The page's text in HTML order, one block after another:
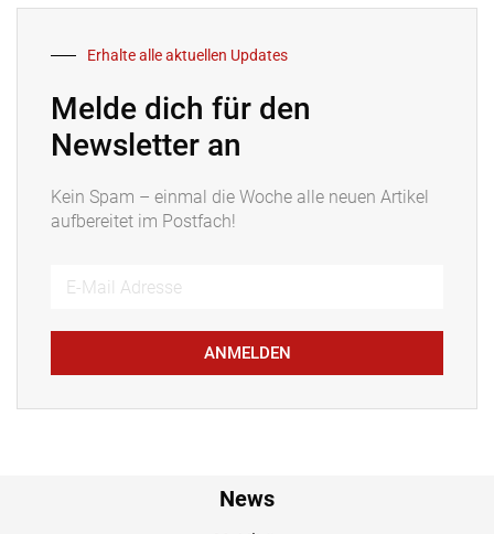
Erhalte alle aktuellen Updates
Melde dich für den
Newsletter an
Kein Spam – einmal die Woche alle neuen Artikel
aufbereitet im Postfach!
ANMELDEN
News